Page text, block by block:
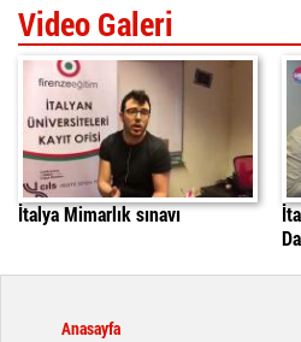
Video Galeri
İtalya'da Mimarlık
İtalya Mimarlık sınavı
Anasayfa